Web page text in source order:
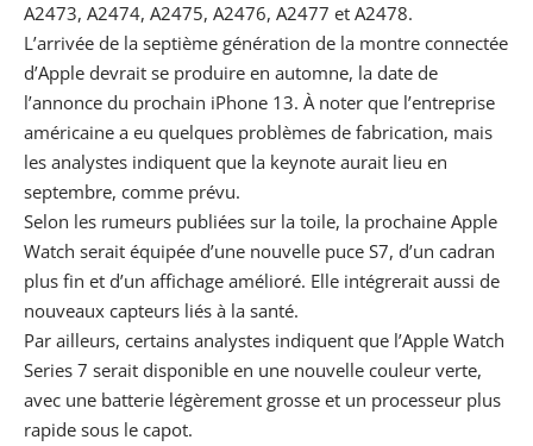
A2473, A2474, A2475, A2476, A2477 et A2478.
L’arrivée de la septième génération de la montre connectée
d’Apple devrait se produire en automne, la date de
l’annonce du prochain iPhone 13. À noter que l’entreprise
américaine a eu quelques problèmes de fabrication, mais
les analystes indiquent que la keynote aurait lieu en
septembre, comme prévu.
Selon les rumeurs publiées sur la toile, la prochaine Apple
Watch serait équipée d’une nouvelle puce S7, d’un cadran
plus fin et d’un affichage amélioré. Elle intégrerait aussi de
nouveaux capteurs liés à la santé.
Par ailleurs, certains analystes indiquent que l’Apple Watch
Series 7 serait disponible en une nouvelle couleur verte,
avec une batterie légèrement grosse et un processeur plus
rapide sous le capot.